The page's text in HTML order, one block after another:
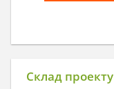
Склад проекту